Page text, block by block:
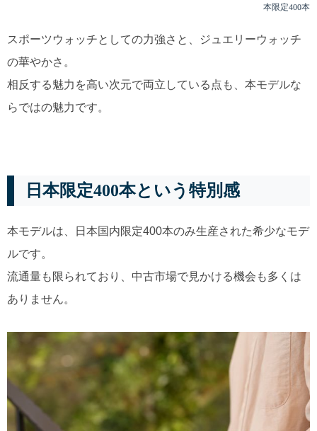
本限定400本
スポーツウォッチとしての力強さと、ジュエリーウォッチ
の華やかさ。
相反する魅力を高い次元で両立している点も、本モデルな
らではの魅力です。
日本限定400本という特別感
本モデルは、日本国内限定400本のみ生産された希少なモデ
ルです。
流通量も限られており、中古市場で見かける機会も多くは
ありません。